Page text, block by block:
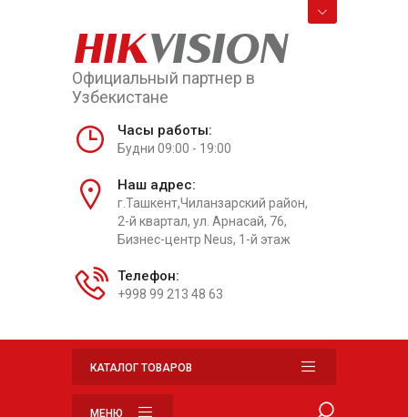
HIKVISION
Официальный партнер в
Узбекистане
Часы работы:
Будни 09:00 - 19:00
Наш адрес:
г.Ташкент,Чиланзарский район,
2-й квартал, ул. Арнасай, 76,
Бизнес-центр Neus, 1-й этаж
Телефон:
+998 99 213 48 63
КАТАЛОГ ТОВАРОВ
МЕНЮ